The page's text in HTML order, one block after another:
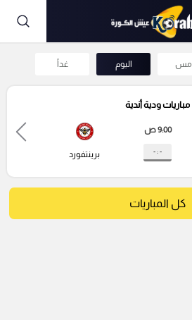
أمس اليوم غداً
مباريات ودية أندية
9:00 ص
- : - برينتفورد
كل المباريات